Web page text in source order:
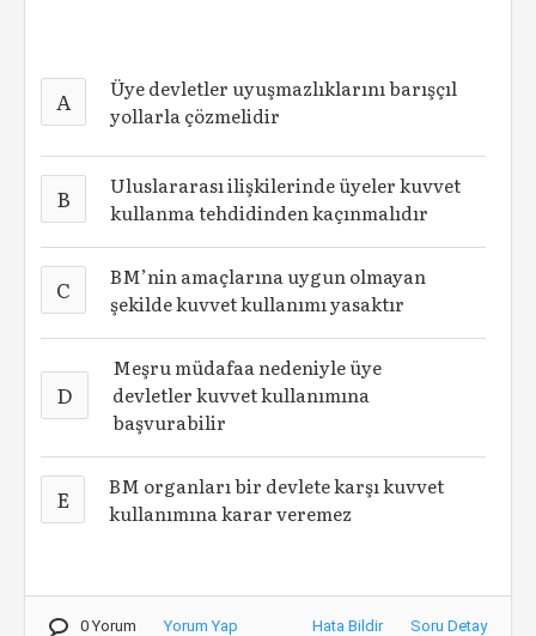
A
Üye devletler uyuşmazlıklarını barışçıl
yollarla çözmelidir
B
Uluslararası ilişkilerinde üyeler kuvvet
kullanma tehdidinden kaçınmalıdır
C
BM’nin amaçlarına uygun olmayan
şekilde kuvvet kullanımı yasaktır
D
Meşru müdafaa nedeniyle üye
devletler kuvvet kullanımına
başvurabilir
E
BM organları bir devlete karşı kuvvet
kullanımına karar veremez
0 Yorum Yorum Yap Hata Bildir Soru Detay